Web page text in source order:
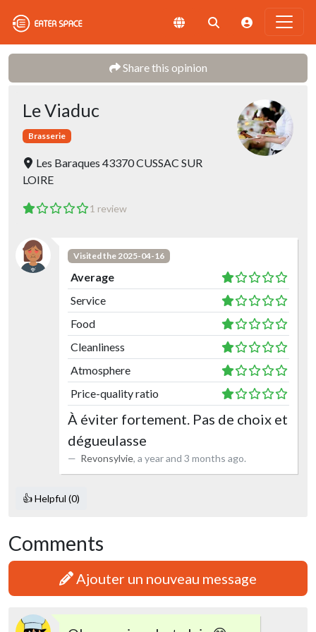
Share this opinion
Le Viaduc
Brasserie
Les Baraques 43370 CUSSAC SUR
LOIRE
1 review
Visited the 2025-04-16
Average
Service
Food
Cleanliness
Atmosphere
Price-quality ratio
À éviter fortement. Pas de choix et
dégueulasse
Revonsylvie, a year and 3 months ago.
👍 Helpful (0)
Comments
Ajouter un nouveau message